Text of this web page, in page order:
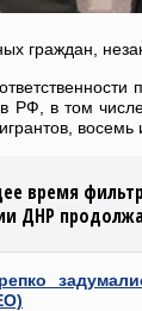
граждан,
РФ, в том
восемь
время
ДНР